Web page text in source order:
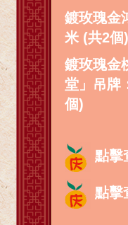
鍍玫瑰金
米 (共2個)
鍍玫瑰金
堂」吊牌
個)
點擊
點擊